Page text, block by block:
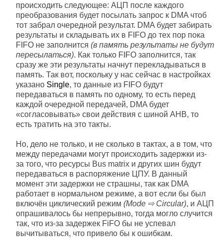
происходить следующее: АЦП после каждого
преобразования будет посылать запрос к DMA чтоб
тот забрал очередной результат. DMA будет забирать
результаты и складывать их в FIFO до тех пор пока
FIFO не заполнится (в память результаты не будут
пересылаться). Как только FIFO заполнится, так
сразу же эти результаты начнут перекладываться в
память. Так вот, поскольку у нас сейчас в настройках
указано Single, то данные из FIFO будут
передаваться в память по одному, то есть перед
каждой очередной передачей, DMA будет
«согласовывать» свои действия с шиной AHB, то
есть тратить на это такты.
Но, дело не только, и не сколько в тактах, а в том, что
между передачами могут происходить задержки из-
за того, что ресурсы Bus matrix и других шин будут
передаваться в распоряжение ЦПУ. В данный
момент эти задержки не страшны, так как DMA
работает в нормальном режиме, а вот если бы был
включён циклический режим (Mode ⇨ Circular), и АЦП
опрашивалось бы непрерывно, тогда могло случится
так, что из-за задержек FiFO бы не успевал
вычитываться, что привело бы к ошибкам.